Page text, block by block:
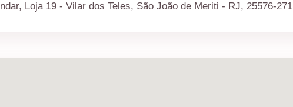
Loja 19 - Vilar dos Teles, São João de Meriti - RJ, 25576-271